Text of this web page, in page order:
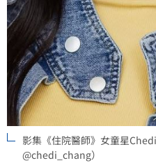
影集《住院醫師》女童星
@chedi_chang）